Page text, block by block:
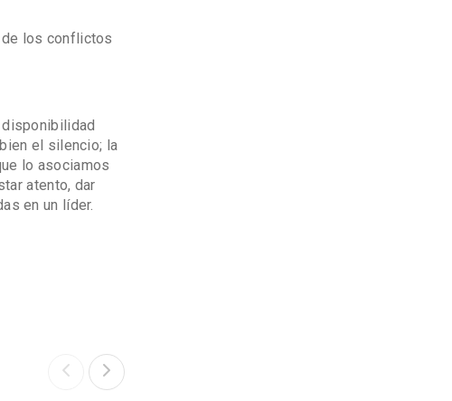
los conflictos
el silencio; la
lo asociamos
atento, dar
en un líder.